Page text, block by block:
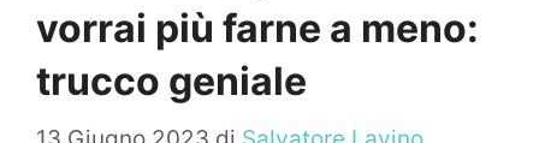
vorrai più farne a meno:
trucco geniale